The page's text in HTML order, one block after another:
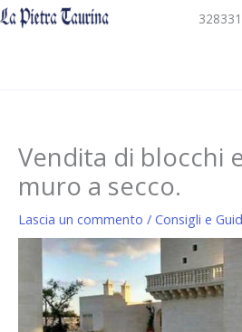
Vai
al
Vendita di blocchi
muro a secco.
Lascia un commento / Consigli e